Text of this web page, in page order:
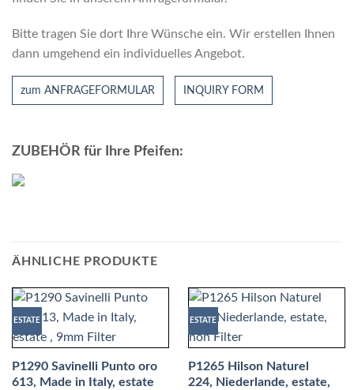
Bitte tragen Sie dort Ihre Wünsche ein. Wir erstellen Ihnen
dann umgehend ein individuelles Angebot.
zum ANFRAGEFORMULAR INQUIRY FORM
ZUBEHÖR für Ihre Pfeifen:
ÄHNLICHE PRODUKTE
ESTATE
P1290 Savinelli Punto oro
613, Made in Italy, estate
ESTATE
P1265 Hilson Naturel
224, Niederlande, estate,